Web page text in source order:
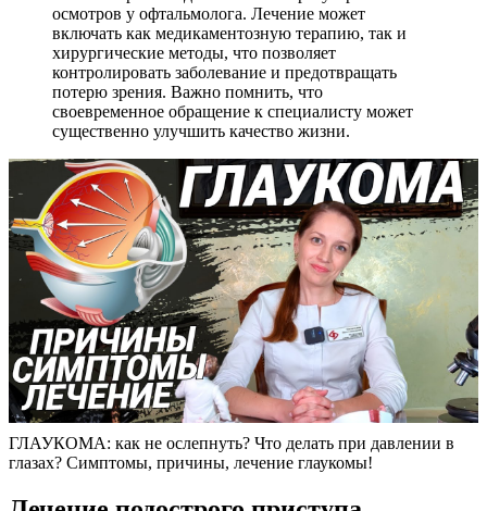
осмотров у офтальмолога. Лечение может
включать как медикаментозную терапию, так и
хирургические методы, что позволяет
контролировать заболевание и предотвращать
потерю зрения. Важно помнить, что
своевременное обращение к специалисту может
существенно улучшить качество жизни.
ГЛАУКОМА: как не ослепнуть? Что делать при давлении в
глазах? Симптомы, причины, лечение глаукомы!